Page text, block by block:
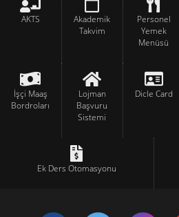
AKTS
Akademik
Takvim
Personel
Yemek
Menüsü
İşçi Maaş
Bordroları
Lojman
Başvuru
Sistemi
Dicle Card
Ek Ders Otomasyonu